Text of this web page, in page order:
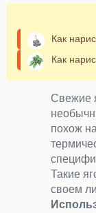
Как
Как
Свежие
похож
Такие
своем